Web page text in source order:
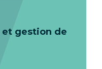
et gestion de